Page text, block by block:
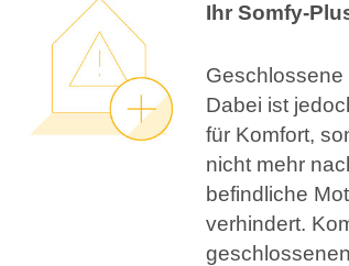
Ihr Somfy-
Dabei ist
für Komfort,
nicht mehr
befindliche
verhindert.